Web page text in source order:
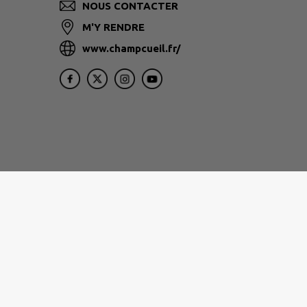
NOUS CONTACTER
M'Y RENDRE
www.champcueil.fr/